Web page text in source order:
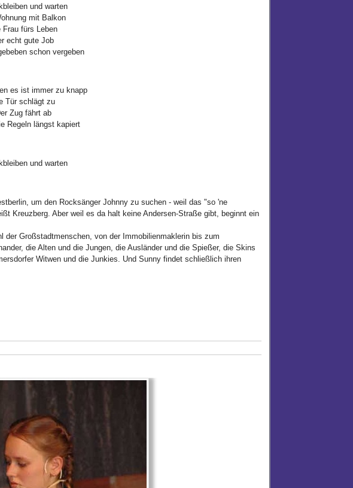
und warten
mit Balkon
Frau fürs Leben
echt gute Job
schon vergeben
es ist immer zu knapp
Tür schlägt zu
Zug fährt ab
Regeln längst kapiert
und warten
um den Rocksänger Johnny zu suchen - weil das "so 'ne
Kreuzberg. Aber weil es da halt keine Andersen-Straße gibt, beginnt ein
der Großstadtmenschen, von der Immobilienmaklerin bis zum
die Alten und die Jungen, die Ausländer und die Spießer, die Skins
Witwen und die Junkies. Und Sunny findet schließlich ihren